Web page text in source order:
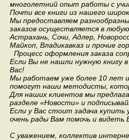
многолетний опыт работы с
Почти все книги из нашего
Мы предоставляем
заказов осуществляется в
Астрахань, Сочи, Адлер,
Майкоп, Владикавказ и прочие
Процесс оформления заказа
Если Вы не нашли нужную книгу
Вас!
Мы работаем уже более 10 лет и
помогут наши методисты,
Для наших клиентов мы
разделе «Новости» и
Если у Вас стоит задача купить
очень рады Вам помочь и
С уважением, коллектив